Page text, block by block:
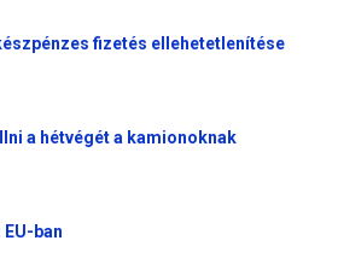
fizetés ellehetetlenítése
a hétvégét a kamionoknak
ban